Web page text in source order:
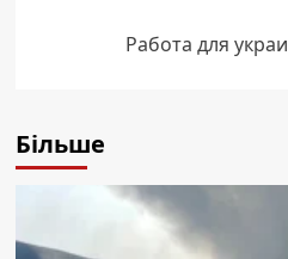
Работа для
Більше